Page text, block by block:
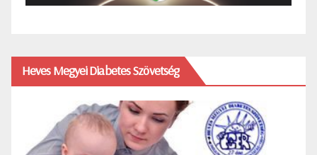
Heves Megyei Diabetes Szövetség